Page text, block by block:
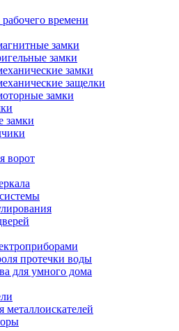
времени
замки
замки
замки
защелки
замки
замки
ворот
протечки воды
для умного дома
металлоискателей